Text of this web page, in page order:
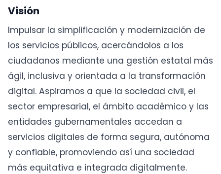
Visión
Impulsar la simplificación y modernización de
los servicios públicos, acercándolos a los
ciudadanos mediante una gestión estatal más
ágil, inclusiva y orientada a la transformación
digital. Aspiramos a que la sociedad civil, el
sector empresarial, el ámbito académico y las
entidades gubernamentales accedan a
servicios digitales de forma segura, autónoma
y confiable, promoviendo así una sociedad
más equitativa e integrada digitalmente.